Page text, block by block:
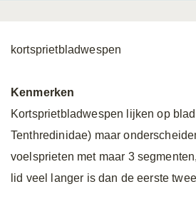
kortsprietbladwespen
Kenmerken
Kortsprietbladwespen lijken op
Tenthredinidae) maar
voelsprieten met maar 3
lid veel langer is dan de eerste